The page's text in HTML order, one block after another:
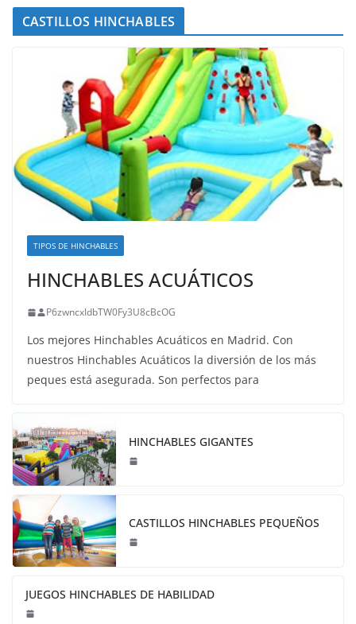
CASTILLOS HINCHABLES
TIPOS DE HINCHABLES
HINCHABLES ACUÁTICOS
P6zwncxIdbTW0Fy3U8cBcOG
Los mejores Hinchables Acuáticos en Madrid. Con
nuestros Hinchables Acuáticos la diversión de los más
peques está asegurada. Son perfectos para
HINCHABLES GIGANTES
CASTILLOS HINCHABLES PEQUEÑOS
JUEGOS HINCHABLES DE HABILIDAD